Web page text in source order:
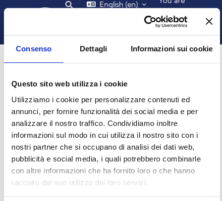
Consenso Dettagli Informazioni sui cookie
Questo sito web utilizza i cookie
Utilizziamo i cookie per personalizzare contenuti ed
annunci, per fornire funzionalità dei social media e per
analizzare il nostro traffico. Condividiamo inoltre
informazioni sul modo in cui utilizza il nostro sito con i
nostri partner che si occupano di analisi dei dati web,
pubblicità e social media, i quali potrebbero combinarle
con altre informazioni che ha fornito loro o che hanno
raccolto dal suo utilizzo dei loro servizi.
Skip to main content
Side panel
English ‎(en)‎
currently
using
guest
access
Log
in
HOME SITE PAGES
Elearning Unicz
Blocks 1
Blocks 2
Blocks 3
Blocks 4
ch2_q8
No results for "ch2_q8"
You are currently using guest access (Log in)
Get the mobile app
© 2025 - Universita' degli Studi "Magna Græcia" di Catanzaro-
Campus Universitario "Salvatore Venuta"
Viale Europa - Localitá Germaneto (88100) CATANZARO - Tel.